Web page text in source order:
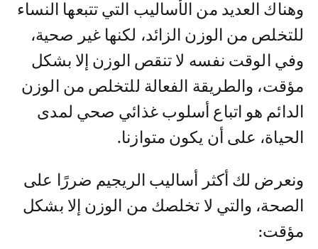
وهناك العديد من الأساليب التي تتبعها النساء
للتخلص من الوزن الزائد، لكنها غير صحية،
وفي الوقت نفسه لا تنقص الوزن إلا بشكل
مؤقت، والطريقة الفعالة للتخلص من الوزن
الدائم هو اتباع أسلوب غذائي صحي لمدى
الحياة، على أن يكون متوازنا.
ونعرض لك أكثر أساليب الريجيم ضررًا على
الصحة، والتي لا تخلصك من الوزن إلا بشكل
مؤقت: